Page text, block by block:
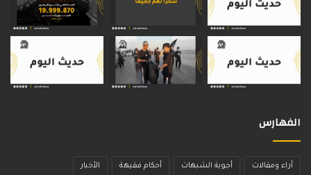
الفهارس
آراء ومقالات أجوبة الشبهات أحكام فقيهة الأخبار